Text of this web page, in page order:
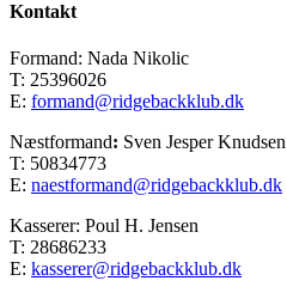
Kontakt
Formand: Nada Nikolic
T: 25396026
E: formand@ridgebackklub.dk
Næstformand: Sven Jesper Knudsen
T: 50834773
E: naestformand@ridgebackklub.dk
Kasserer: Poul H. Jensen
T: 28686233
E: kasserer@ridgebackklub.dk